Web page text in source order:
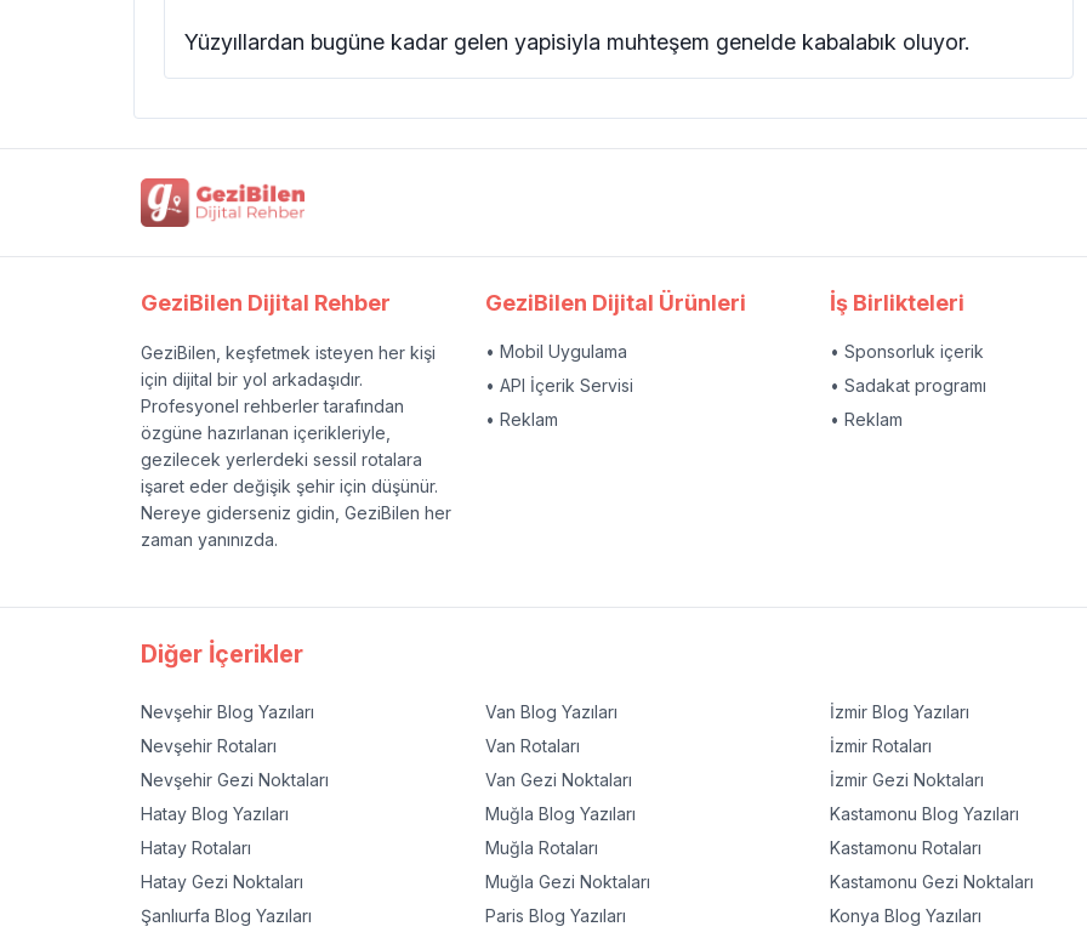
Yüzyıllardan bugüne kadar gelen yapisiyla muhteşem genelde kabalabık oluyor.
GeziBilen Dijital Rehber
GeziBilen, keşfetmek isteyen her kişi
için dijital bir yol arkadaşıdır.
Profesyonel rehberler tarafından
özgüne hazırlanan içerikleriyle,
gezilecek yerlerdeki sessil rotalara
işaret eder değişik şehir için düşünür.
Nereye giderseniz gidin, GeziBilen her
zaman yanınızda.
GeziBilen Dijital Ürünleri
• Mobil Uygulama
• API İçerik Servisi
• Reklam
İş Birlikteleri
• Sponsorluk içerik
• Sadakat programı
• Reklam
Diğer İçerikler
Nevşehir Blog Yazıları
Nevşehir Rotaları
Nevşehir Gezi Noktaları
Hatay Blog Yazıları
Hatay Rotaları
Hatay Gezi Noktaları
Şanlıurfa Blog Yazıları
Van Blog Yazıları
Van Rotaları
Van Gezi Noktaları
Muğla Blog Yazıları
Muğla Rotaları
Muğla Gezi Noktaları
Paris Blog Yazıları
İzmir Blog Yazıları
İzmir Rotaları
İzmir Gezi Noktaları
Kastamonu Blog Yazıları
Kastamonu Rotaları
Kastamonu Gezi Noktaları
Konya Blog Yazıları